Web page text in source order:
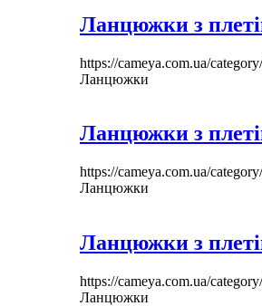
Ланцюжки з
https://cameya.com.ua/
Ланцюжки
Ланцюжки з
https://cameya.com.ua/
Ланцюжки
Ланцюжки з
https://cameya.com.ua/
Ланцюжки